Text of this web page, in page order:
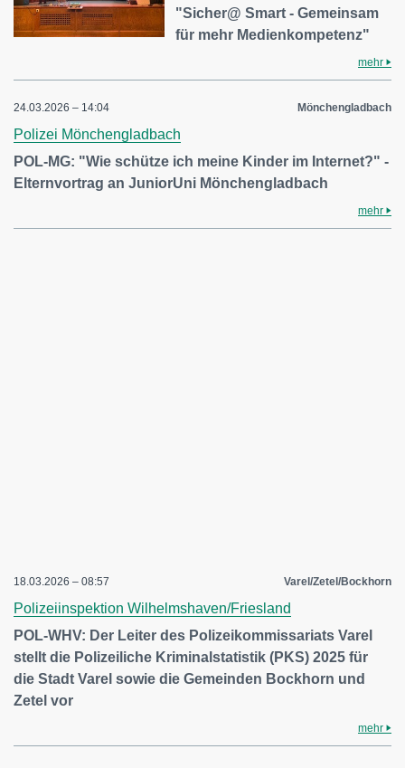
"Sicher@ Smart - Gemeinsam
für mehr Medienkompetenz"
mehr
24.03.2026 – 14:04 Mönchengladbach
Polizei Mönchengladbach
POL-MG: "Wie schütze ich meine Kinder im Internet?" -
Elternvortrag an JuniorUni Mönchengladbach
mehr
18.03.2026 – 08:57 Varel/Zetel/Bockhorn
Polizeiinspektion Wilhelmshaven/Friesland
POL-WHV: Der Leiter des Polizeikommissariats Varel
stellt die Polizeiliche Kriminalstatistik (PKS) 2025 für
die Stadt Varel sowie die Gemeinden Bockhorn und
Zetel vor
mehr